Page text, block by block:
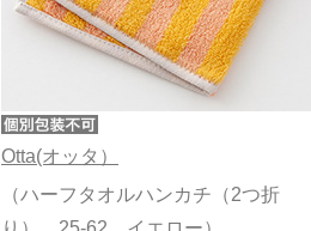
Otta(オッタ）
（ハーフタオルハンカチ（2つ折